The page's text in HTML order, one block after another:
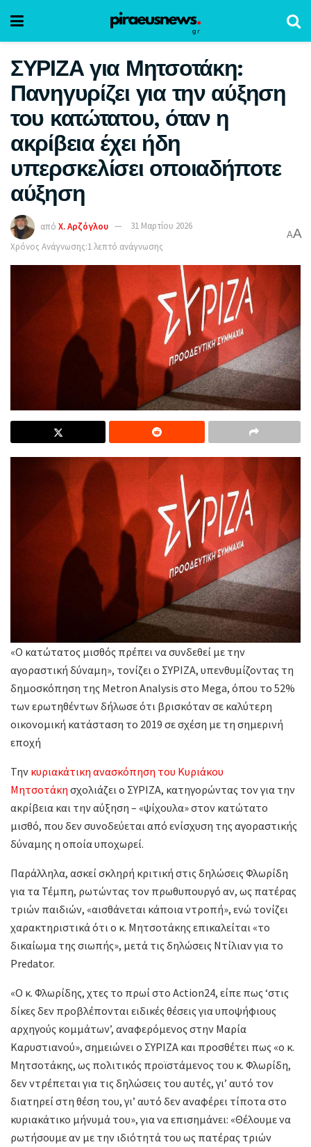
ΣΥΡΙΖΑ για Μητσοτάκη:
Πανηγυρίζει για την αύξηση
του κατώτατου, όταν η
ακρίβεια έχει ήδη
υπερσκελίσει οποιαδήποτε
αύξηση
από Χ. Αρζόγλου
31 Μαρτίου 2026
Χρόνος Ανάγνωσης:1 λεπτό ανάγνωσης
AA
«Ο κατώτατος μισθός πρέπει να συνδεθεί με την
αγοραστική δύναμη», τονίζει ο ΣΥΡΙΖΑ, υπενθυμίζοντας τη
δημοσκόπηση της Metron Analysis στο Mega, όπου το 52%
των ερωτηθέντων δήλωσε ότι βρισκόταν σε καλύτερη
οικονομική κατάσταση το 2019 σε σχέση με τη σημερινή
εποχή
Την κυριακάτικη ανασκόπηση του Κυριάκου
Μητσοτάκη σχολιάζει ο ΣΥΡΙΖΑ, κατηγορώντας τον για την
ακρίβεια και την αύξηση – «ψίχουλα» στον κατώτατο
μισθό, που δεν συνοδεύεται από ενίσχυση της αγοραστικής
δύναμης η οποία υποχωρεί.
Παράλληλα, ασκεί σκληρή κριτική στις δηλώσεις Φλωρίδη
για τα Τέμπη, ρωτώντας τον πρωθυπουργό αν, ως πατέρας
τριών παιδιών, «αισθάνεται κάποια ντροπή», ενώ τονίζει
χαρακτηριστικά ότι ο κ. Μητσοτάκης επικαλείται «το
δικαίωμα της σιωπής», μετά τις δηλώσεις Ντίλιαν για το
Predator.
«Ο κ. Φλωρίδης, χτες το πρωί στο Action24, είπε πως ‘στις
δίκες δεν προβλέπονται ειδικές θέσεις για υποψήφιους
αρχηγούς κομμάτων’, αναφερόμενος στην Μαρία
Καρυστιανού», σημειώνει ο ΣΥΡΙΖΑ και προσθέτει πως «ο κ.
Μητσοτάκης, ως πολιτικός προϊστάμενος του κ. Φλωρίδη,
δεν ντρέπεται για τις δηλώσεις του αυτές, γι’ αυτό τον
διατηρεί στη θέση του, γι’ αυτό δεν αναφέρει τίποτα στο
κυριακάτικο μήνυμά του», για να επισημάνει: «Θέλουμε να
ρωτήσουμε αν με την ιδιότητά του ως πατέρας τριών